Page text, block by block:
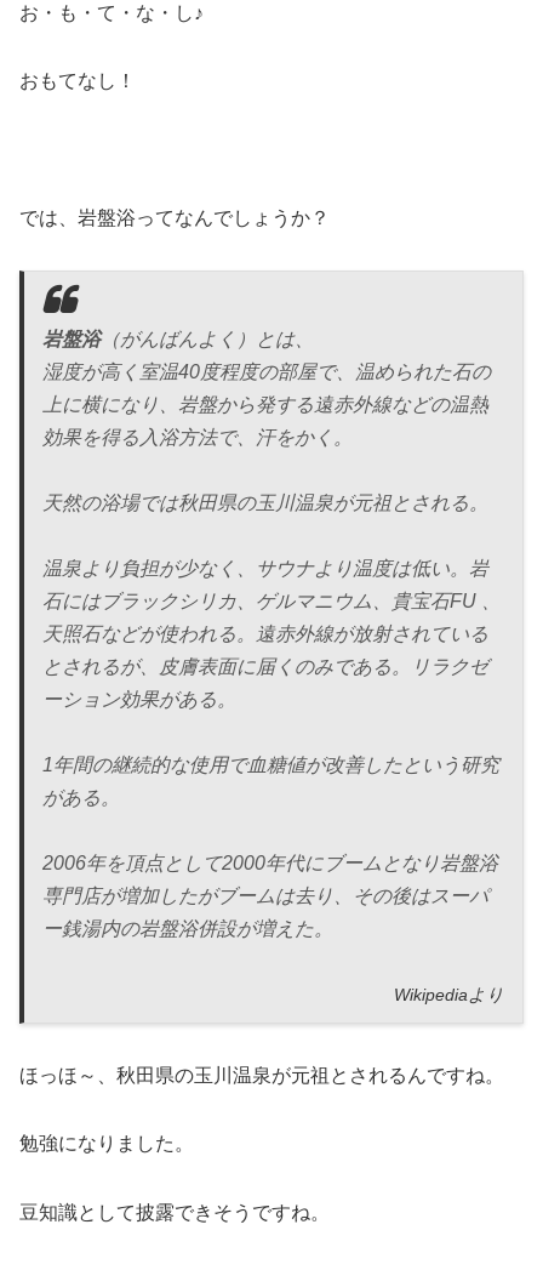
お・も・て・な・し♪
おもてなし！
では、岩盤浴ってなんでしょうか？
岩盤浴（がんばんよく）とは、
湿度が高く室温40度程度の部屋で、温められた石の
上に横になり、岩盤から発する遠赤外線などの温熱
効果を得る入浴方法で、汗をかく。
天然の浴場では秋田県の玉川温泉が元祖とされる。
温泉より負担が少なく、サウナより温度は低い。岩
石にはブラックシリカ、ゲルマニウム、貴宝石FU 、
天照石などが使われる。遠赤外線が放射されている
とされるが、皮膚表面に届くのみである。リラクゼ
ーション効果がある。
1年間の継続的な使用で血糖値が改善したという研究
がある。
2006年を頂点として2000年代にブームとなり岩盤浴
専門店が増加したがブームは去り、その後はスーパ
ー銭湯内の岩盤浴併設が増えた。
Wikipediaより
ほっほ～、秋田県の玉川温泉が元祖とされるんですね。
勉強になりました。
豆知識として披露できそうですね。